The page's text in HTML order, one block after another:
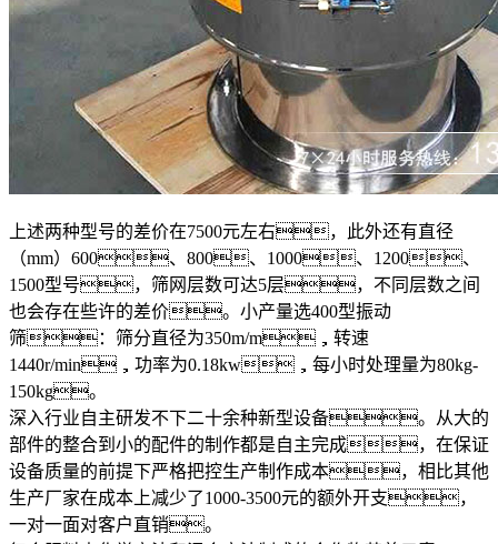
上述两种型号的差价在7500元左右，此外还有直径
（mm）600、800、1000、1200、
1500型号，筛网层数可达5层，不同层数之间
也会存在些许的差价。小产量选400型振动
筛：筛分直径为350m/m，转速
1440r/min，功率为0.18kw，每小时处理量为80kg-
150kg。
深入行业自主研发不下二十余种新型设备。从大的
部件的整合到小的配件的制作都是自主完成，在保证
设备质量的前提下严格把控生产制作成本，相比其他
生产厂家在成本上减少了1000-3500元的额外开支，
一对一面对客户直销。